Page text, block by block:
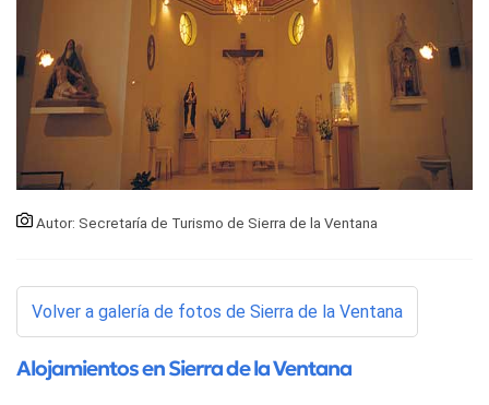
Autor: Secretaría de Turismo de Sierra de la Ventana
Volver a galería de fotos de Sierra de la Ventana
Alojamientos en Sierra de la Ventana